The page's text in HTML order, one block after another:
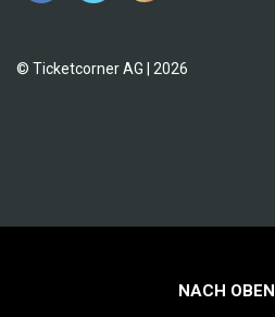
© Ticketcorner AG | 2026
NACH OBEN